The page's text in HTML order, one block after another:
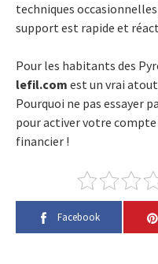
techniques
support est rapide et
Pour les habitants des
lefil.com est un vrai
Pourquoi ne pas essayer
pour activer votre
financier !
Facebook